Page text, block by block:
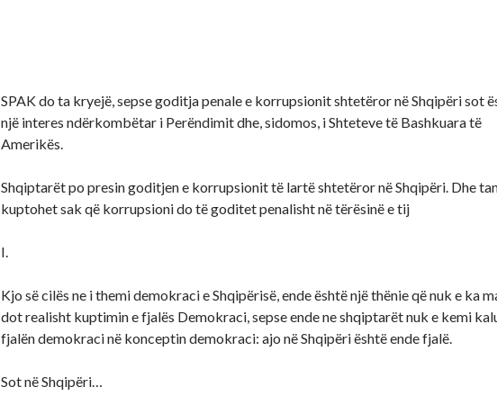
SPAK do ta kryejë, sepse goditja penale e korrupsionit shtetëror në Shqipëri sot
një interes ndërkombëtar i Perëndimit dhe, sidomos, i Shteteve të Bashkuara të
Amerikës.
Shqiptarët po presin goditjen e korrupsionit të lartë shtetëror në Shqipëri. Dhe
kuptohet sak që korrupsioni do të goditet penalisht në tërësinë e tij
I.
Kjo së cilës ne i themi demokraci e Shqipërisë, ende është një thënie që nuk e ka
dot realisht kuptimin e fjalës Demokraci, sepse ende ne shqiptarët nuk e kemi
fjalën demokraci në konceptin demokraci: ajo në Shqipëri është ende fjalë.
Sot në Shqipëri…